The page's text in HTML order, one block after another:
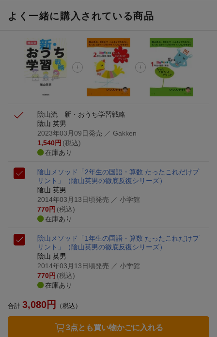
ト山分け
楽天モバイル紹介キャンペーンの拡散で300円OFFクーポン
進呈
条件達成で楽天限定・宝塚歌劇 宙組貸切公演ペアチケット
が当たる
よく一緒に購入されている商品
陰山流 新・おうち学習戦略
陰山 英男
2023年03月09日発売 ／ Gakken
1,540円 (税込)
在庫あり
陰山メソッド「2年生の国語・算数 たったこれだけプ
リント」
（陰山英男の徹底反復シリーズ）
陰山 英男
2014年03月13日頃発売 ／ 小学館
770円 (税込)
在庫あり
陰山メソッド「1年生の国語・算数 たったこれだけプ
リント」
（陰山英男の徹底反復シリーズ）
陰山 英男
2014年03月13日頃発売 ／ 小学館
770円 (税込)
在庫あり
合計 3,080円 （税込）
3点とも買い物かごに入れる